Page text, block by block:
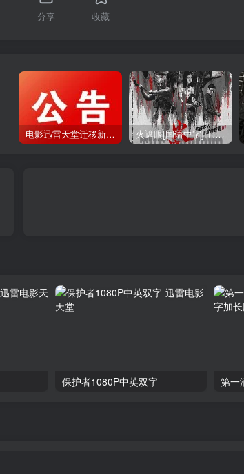
分享 收藏
电影迅雷天堂迁移新服务器,正常更新，维护完毕! 火遮眼[国语中字].The.Furious.2026.1080p+2160p高清下载
保护者1080P中英双字